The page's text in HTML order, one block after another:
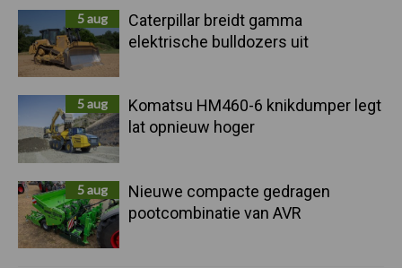
5 aug
Caterpillar breidt gamma
elektrische bulldozers uit
5 aug
Komatsu HM460-6 knikdumper legt
lat opnieuw hoger
5 aug
Nieuwe compacte gedragen
pootcombinatie van AVR